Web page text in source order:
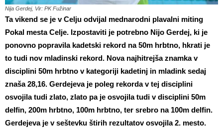
Nija Gerdej, Vir: PK Fužinar
Ta vikend se je v Celju odvijal mednarodni plavalni miting
Pokal mesta Celje. Izpostaviti je potrebno Nijo Gerdej, ki je
ponovno popravila kadetski rekord na 50m hrbtno, hkrati je
to tudi nov mladinski rekord. Nova najhitrejša znamka v
disciplini 50m hrbtno v kategoriji kadetinj in mladink sedaj
znaša 28,16. Gerdejeva je poleg rekorda v tej disciplini
osvojila tudi zlato, zlato pa je osvojila tudi v disciplini 50m
delfin, 200m hrbtno, 100m hrbtno, ter srebro na 100m delfin.
Gerdejeva je v seštevku štirih rezultatov osvojila 2. mesto.